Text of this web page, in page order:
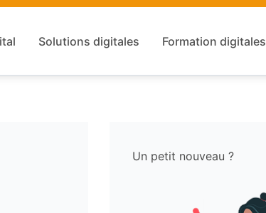
Solutions digitales Formation digitales
Un petit nouveau ?